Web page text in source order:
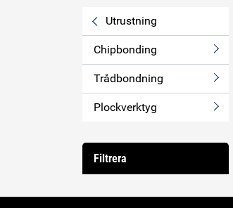
Utrustning
Chipbonding
Trådbondning
Plockverktyg
Filtrera